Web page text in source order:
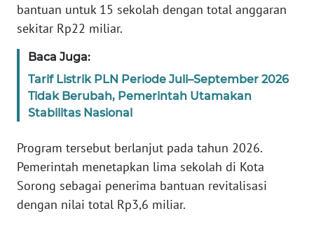
bantuan untuk 15 sekolah dengan total anggaran
sekitar Rp22 miliar.
Baca Juga:
Tarif Listrik PLN Periode Juli–September 2026
Tidak Berubah, Pemerintah Utamakan
Stabilitas Nasional
Program tersebut berlanjut pada tahun 2026.
Pemerintah menetapkan lima sekolah di Kota
Sorong sebagai penerima bantuan revitalisasi
dengan nilai total Rp3,6 miliar.
TENTANG
KAMI
MEDIA
SIBER
KARIR
DISCLAIMER